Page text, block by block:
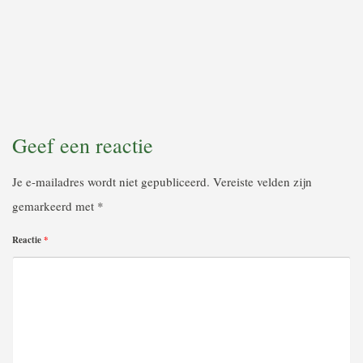
Geef een reactie
Je e-mailadres wordt niet gepubliceerd. Vereiste velden zijn
gemarkeerd met *
Reactie*